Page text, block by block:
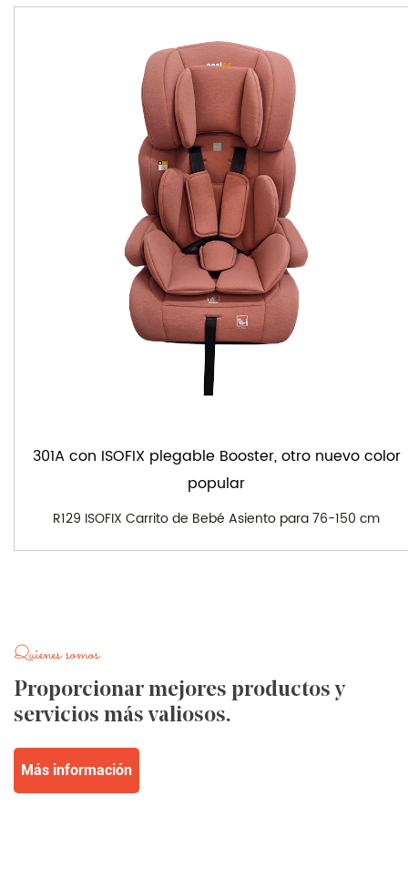
301A con ISOFIX plegable Booster, otro nuevo color
popular
R129 ISOFIX Carrito de Bebé Asiento para 76-150 cm
Quienes somos
Proporcionar mejores productos y
servicios más valiosos.
Más información